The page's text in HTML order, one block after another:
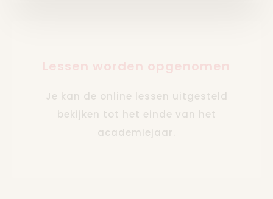
Lessen worden opgenomen
Je kan de online lessen uitgesteld
bekijken tot het einde van het
academiejaar.